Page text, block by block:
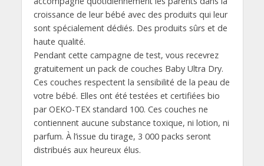
croissance de leur bébé avec des produits qui leur
sont spécialement dédiés. Des produits sûrs et de
haute qualité.
Pendant cette campagne de test, vous recevrez
gratuitement un pack de couches Baby Ultra Dry.
Ces couches respectent la sensibilité de la peau de
votre bébé. Elles ont été testées et certifiées bio
par OEKO-TEX standard 100. Ces couches ne
contiennent aucune substance toxique, ni lotion, ni
parfum. À l’issue du tirage, 3 000 packs seront
distribués aux heureux élus.